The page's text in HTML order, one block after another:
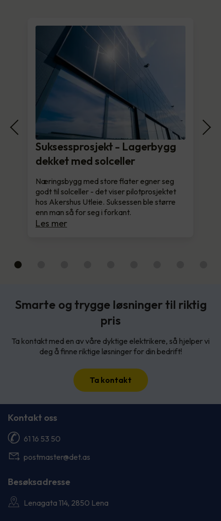
Suksessprosjekt - Lagerbygg
dekket med solceller
Næringsbygg med store flater egner seg
godt til solceller - det viser pilotprosjektet
hos Akershus Utleie. Suksessen ble større
enn man så for seg i forkant.
Les mer
Smarte og trygge løsninger til riktig
pris
Ta kontakt med en av våre dyktige elektrikere, så hjelper vi
deg å finne riktige løsninger for din bedrift!
Ta kontakt
Kontakt oss
61 16 53 50
postmaster@det.as
Besøksadresse
Lenagata 114, 2850 Lena